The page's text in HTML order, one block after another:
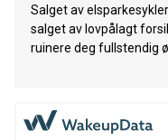
Salget av
salget av lovpålagt
ruinere deg fullstendig